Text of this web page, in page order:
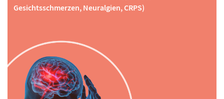
Gesichtsschmerzen, Neuralgien, CRPS)